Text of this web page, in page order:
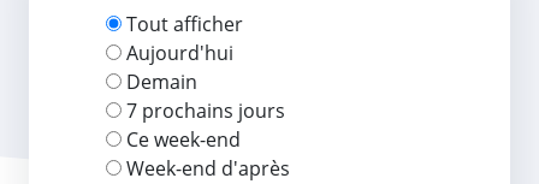
Tout afficher
Aujourd'hui
Demain
7 prochains jours
Ce week-end
Week-end d'après